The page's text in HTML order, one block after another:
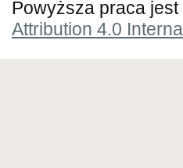
Powyższa praca
Attribution 4.0